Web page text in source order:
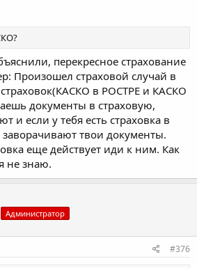
перекресное страхование
Произошел страховой случай в
в РОСТРЕ и КАСКО
документы в страховую,
и если у тебя есть страховка в
твои документы.
еще действует иди к ним. Как
не знаю.
Администратор
#376